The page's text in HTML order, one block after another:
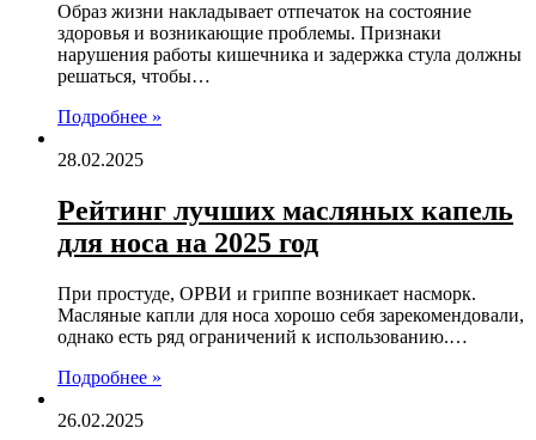
Образ жизни накладывает отпечаток на состояние
здоровья и возникающие проблемы. Признаки
нарушения работы кишечника и задержка стула должны
решаться, чтобы…
Подробнее »
28.02.2025
Рейтинг лучших масляных капель
для носа на 2025 год
При простуде, ОРВИ и гриппе возникает насморк.
Масляные капли для носа хорошо себя зарекомендовали,
однако есть ряд ограничений к использованию.…
Подробнее »
26.02.2025